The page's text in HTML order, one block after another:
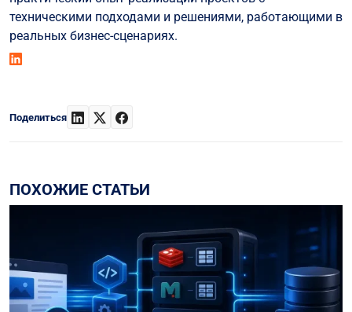
техническими подходами и решениями, работающими в
реальных бизнес-сценариях.
Поделиться
ПОХОЖИЕ СТАТЬИ